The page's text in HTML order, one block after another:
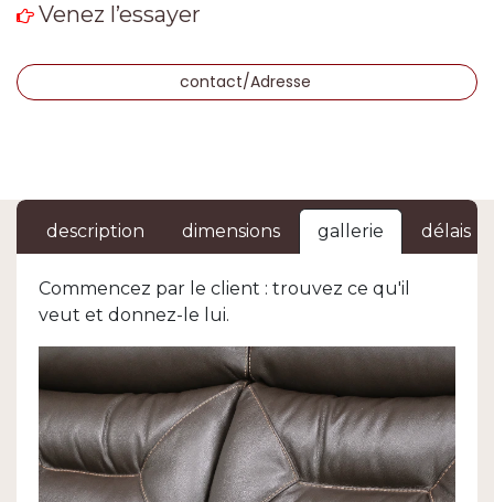
Venez l’essayer
contact/Adresse
description dimensions gallerie délais
Commencez par le client : trouvez ce qu'il
veut et donnez-le lui.